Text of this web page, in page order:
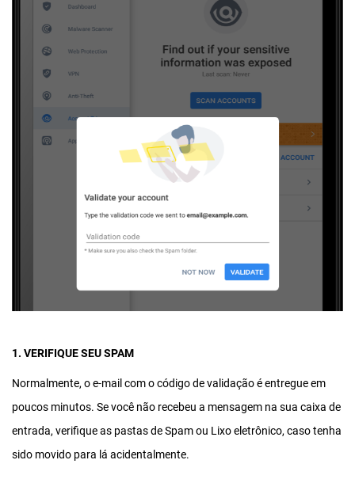
1. VERIFIQUE SEU SPAM
Normalmente, o e-mail com o código de validação é entregue em
poucos minutos. Se você não recebeu a mensagem na sua caixa de
entrada, verifique as pastas de Spam ou Lixo eletrônico, caso tenha
sido movido para lá acidentalmente.